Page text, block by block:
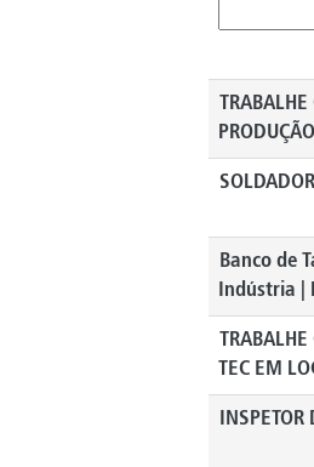
Banco de
Indústria |
TEC EM
INSPETOR